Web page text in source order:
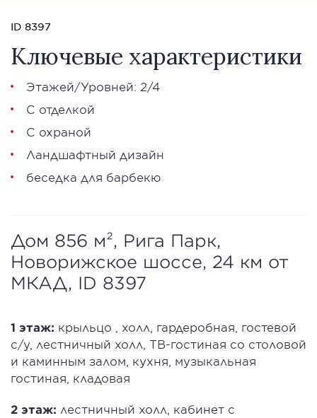
ID 8397
Ключевые характеристики
Этажей/Уровней: 2/4
С отделкой
С охраной
Ландшафтный дизайн
беседка для барбекю
Дом 856 м², Рига Парк,
Новорижское шоссе, 24 км от
МКАД, ID 8397
1 этаж: крыльцо , холл, гардеробная, гостевой
с/у, лестничный холл, ТВ-гостиная со столовой
и каминным залом, кухня, музыкальная
гостиная, кладовая
2 этаж: лестничный холл, кабинет с